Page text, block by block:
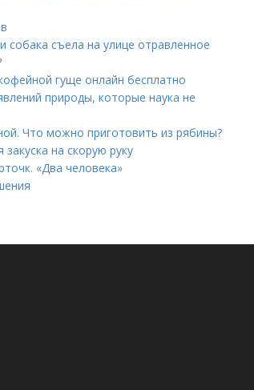
собака съела на улице отравленное
гуще онлайн бесплатно
природы, которые наука не
Что можно приготовить из рябины?
на скорую руку
«Два человека»